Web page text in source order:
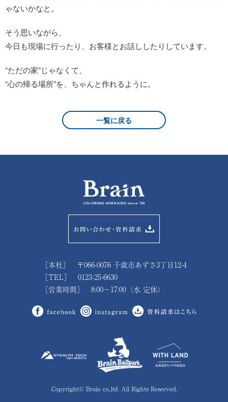
ゃないかなと。
そう思いながら、
今日も現場に行ったり、お客様とお話ししたりしています。
“ただの家”じゃなくて、
“心の帰る場所”を、ちゃんと作れるように。
一覧に戻る
［本社］ 〒066-0076 千歳市あずさ3丁目12-4
［TEL］ 0123-25-6630
［営業時間］ 8:00～17:00（水 定休）
Copyright© Brain co,.ltd. All Rights Reserved.